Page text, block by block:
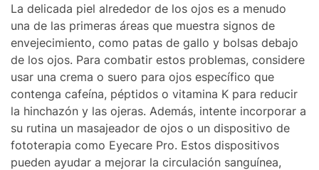
La delicada piel alrededor de los ojos es a menudo
una de las primeras áreas que muestra signos de
envejecimiento, como patas de gallo y bolsas debajo
de los ojos. Para combatir estos problemas, considere
usar una crema o suero para ojos específico que
contenga cafeína, péptidos o vitamina K para reducir
la hinchazón y las ojeras. Además, intente incorporar a
su rutina un masajeador de ojos o un dispositivo de
fototerapia como Eyecare Pro. Estos dispositivos
pueden ayudar a mejorar la circulación sanguínea,